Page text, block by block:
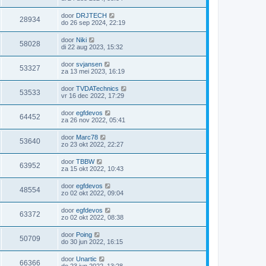
28934 door DRJTECH
do 26 sep 2024, 22:19
58028 door Niki
di 22 aug 2023, 15:32
53327 door svjansen
za 13 mei 2023, 16:19
53533 door TVDATechnics
vr 16 dec 2022, 17:29
64452 door egfdevos
za 26 nov 2022, 05:41
53640 door Marc78
zo 23 okt 2022, 22:27
63952 door TBBW
za 15 okt 2022, 10:43
48554 door egfdevos
zo 02 okt 2022, 09:04
63372 door egfdevos
zo 02 okt 2022, 08:38
50709 door Poing
do 30 jun 2022, 16:15
66366 door Unartic